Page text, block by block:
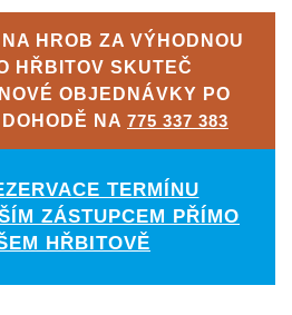
HROB ZA VÝHODNOU
HŘBITOV SKUTEČ
OBJEDNÁVKY PO
NA 775 337 383
TERMÍNU
ZÁSTUPCEM PŘÍMO
HŘBITOVĚ